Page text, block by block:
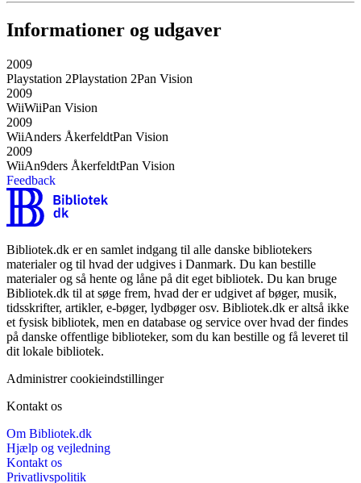
Informationer og udgaver
2009
Playstation 2Playstation 2Pan Vision
2009
WiiWiiPan Vision
2009
WiiAnders ÅkerfeldtPan Vision
2009
WiiAn9ders ÅkerfeldtPan Vision
Feedback
Bibliotek.dk er en samlet indgang til alle danske bibliotekers
materialer og til hvad der udgives i Danmark. Du kan bestille
materialer og så hente og låne på dit eget bibliotek. Du kan bruge
Bibliotek.dk til at søge frem, hvad der er udgivet af bøger, musik,
tidsskrifter, artikler, e-bøger, lydbøger osv. Bibliotek.dk er altså ikke
et fysisk bibliotek, men en database og service over hvad der findes
på danske offentlige biblioteker, som du kan bestille og få leveret til
dit lokale bibliotek.
Administrer cookieindstillinger
Kontakt os
Om Bibliotek.dk
Hjælp og vejledning
Kontakt os
Privatlivspolitik